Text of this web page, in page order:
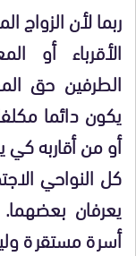
ربما لأن
الأقرباء أو
الطرفين حق
يكون دائما
أو من أقاربه كي
كل النواحي
يعرفان
أسرة مستقرة